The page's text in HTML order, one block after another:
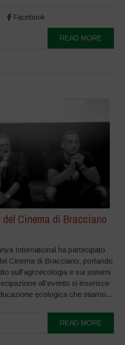
Facebook
READ MORE
Cinema di Bracciano
International ha partecipato
Cinema di Bracciano, portando
sull’agroecologia e sui sistemi
all’evento si inserisce
ecologica che stiamo...
READ MORE